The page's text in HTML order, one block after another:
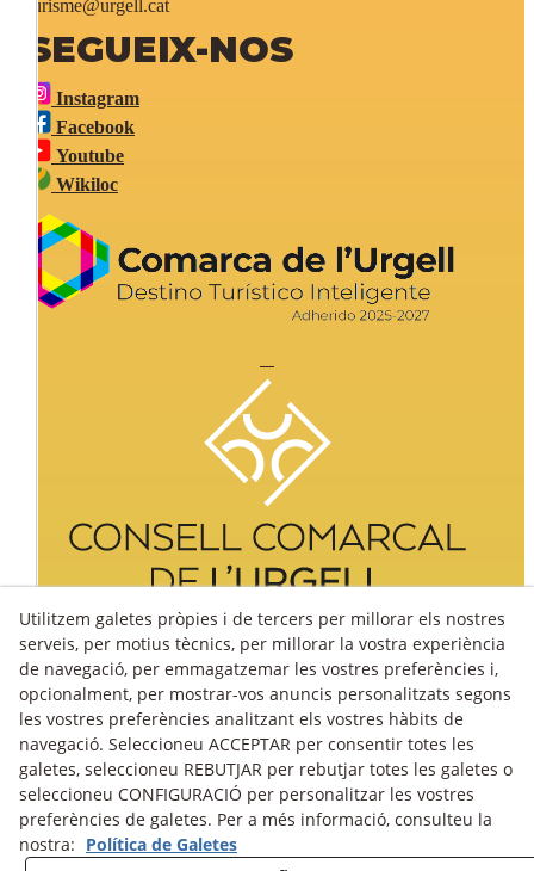
turisme@urgell.cat
SEGUEIX-NOS
Instagram
Facebook
Youtube
Wikiloc
Avís Legal Política Cookies
Utilitzem galetes pròpies i de tercers per millorar els nostres
serveis, per motius tècnics, per millorar la vostra experiència
de navegació, per emmagatzemar les vostres preferències i,
opcionalment, per mostrar-vos anuncis personalitzats segons
les vostres preferències analitzant els vostres hàbits de
navegació. Seleccioneu ACCEPTAR per consentir totes les
galetes, seleccioneu REBUTJAR per rebutjar totes les galetes o
seleccioneu CONFIGURACIÓ per personalitzar les vostres
preferències de galetes. Per a més informació, consulteu la
nostra: Política de Galetes